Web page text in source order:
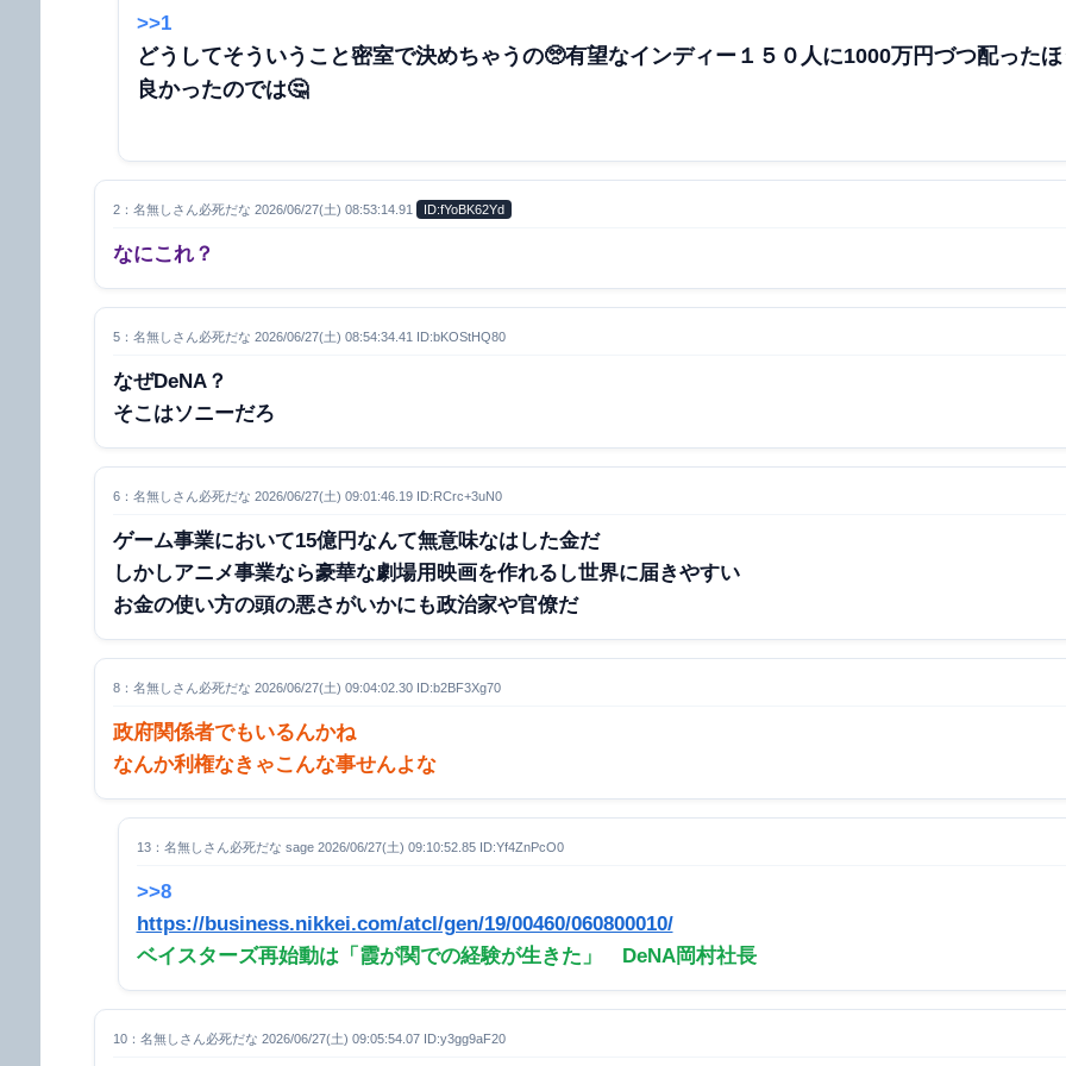
>>1
どうしてそういうこと密室で決めちゃうの🥺有望なインディー１５０人に1000万円づつ配った
良かったのでは🤔
2：名無しさん必死だな 2026/06/27(土) 08:53:14.91 ID:fYoBK62Yd
なにこれ？
5：名無しさん必死だな 2026/06/27(土) 08:54:34.41 ID:bKOStHQ80
なぜDeNA？
そこはソニーだろ
6：名無しさん必死だな 2026/06/27(土) 09:01:46.19 ID:RCrc+3uN0
ゲーム事業において15億円なんて無意味なはした金だ
しかしアニメ事業なら豪華な劇場用映画を作れるし世界に届きやすい
お金の使い方の頭の悪さがいかにも政治家や官僚だ
8：名無しさん必死だな 2026/06/27(土) 09:04:02.30 ID:b2BF3Xg70
政府関係者でもいるんかね
なんか利権なきゃこんな事せんよな
13：名無しさん必死だな sage 2026/06/27(土) 09:10:52.85 ID:Yf4ZnPcO0
>>8
https://business.nikkei.com/atcl/gen/19/00460/060800010/
ベイスターズ再始動は「霞が関での経験が生きた」 DeNA岡村社長
10：名無しさん必死だな 2026/06/27(土) 09:05:54.07 ID:y3gg9aF20